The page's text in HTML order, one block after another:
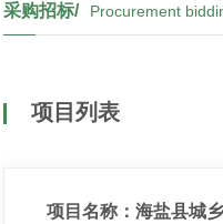
采购招标/ Procurement
项目列表
项目名称：海盐县城